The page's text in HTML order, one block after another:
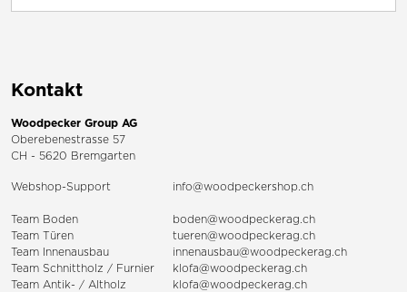
Kontakt
Woodpecker Group AG
Oberebenestrasse 57
CH - 5620 Bremgarten
Webshop-Support info@woodpeckershop.ch
Team Boden
boden@woodpeckerag.ch
Team Türen
tueren@woodpeckerag.ch
Team Innenausbau
innenausbau@woodpeckerag.ch
Team Schnittholz / Furnier
klofa@woodpeckerag.ch
Team Antik- / Altholz
klofa@woodpeckerag.ch